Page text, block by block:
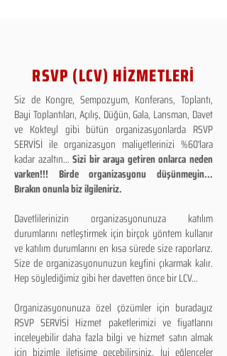
RSVP (LCV) HİZMETLERİ
Siz de Kongre, Sempozyum, Konferans, Toplantı,
Bayi Toplantıları, Açılış, Düğün, Gala, Lansman, Davet
ve Kokteyl gibi bütün organizasyonlarda RSVP
SERVİSİ ile organizasyon maliyetlerinizi %60'lara
kadar azaltın...Sizi bir araya getiren onlarca neden
varken!!! Birde organizasyonu düşünmeyin...
Bırakın onunla biz ilgileniriz.
Davetlilerinizin organizasyonunuza katılım
durumlarını netleştirmek için birçok yöntem kullanır
ve katılım durumlarını en kısa sürede size raporlarız.
Size de organizasyonunuzun keyfini çıkarmak kalır.
Hep söylediğimiz gibi her davetten önce bir LCV...
Organizasyonunuza özel çözümler için buradayız
RSVP SERVİSİ Hizmet paketlerimizi ve fiyatlarını
inceleyebilir daha fazla bilgi ve hizmet satın almak
için bizimle iletişime geçebilirsiniz. İyi eğlenceler